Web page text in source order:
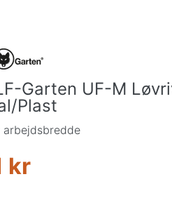
Garten UF-M
Plast
arbejdsbredde
kr